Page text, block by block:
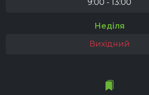
9:00 - 13:00
Неділя
Вихідний